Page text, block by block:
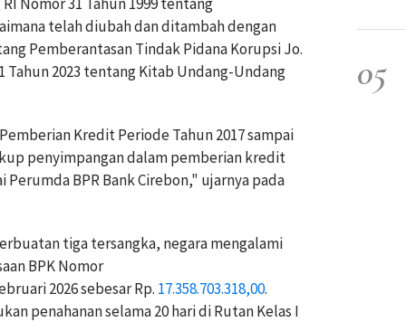
telah diubah dan ditambah dengan
Pemberantasan Tindak Pidana Korupsi Jo.
Tahun 2023 tentang Kitab Undang-Undang
Kredit Periode Tahun 2017 sampai
penyimpangan dalam pemberian kredit
BPR Bank Cirebon," ujarnya pada
tiga tersangka, negara mengalami
BPK Nomor
2026 sebesar Rp. 17.358.703.318,00.
penahanan selama 20 hari di Rutan Kelas I
05